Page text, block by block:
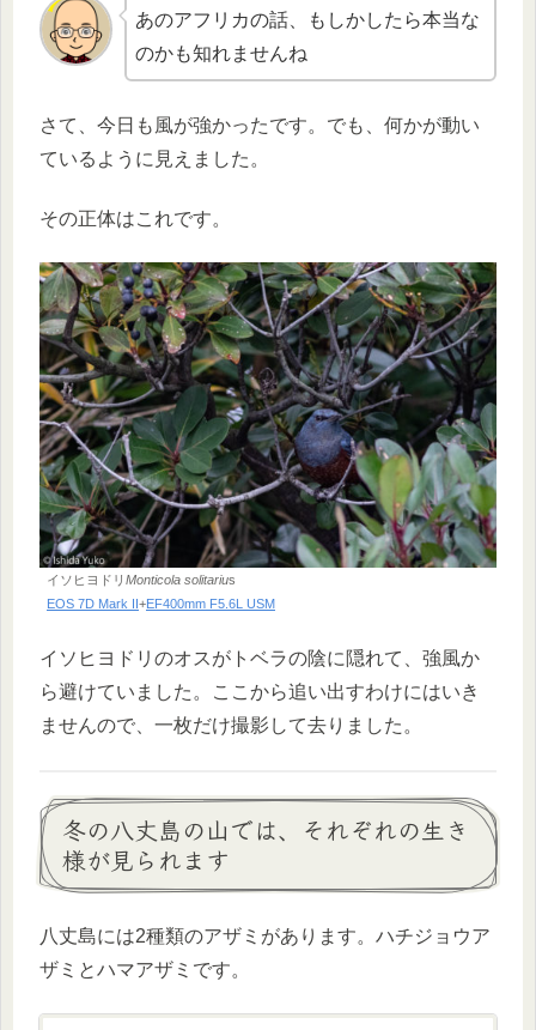
あのアフリカの話、もしかしたら本当な
のかも知れませんね
さて、今日も風が強かったです。でも、何かが動い
ているように見えました。
その正体はこれです。
イソヒヨドリ Monticola solitarius
EOS 7D Mark II+EF400mm F5.6L USM
イソヒヨドリのオスがトベラの陰に隠れて、強風か
ら避けていました。ここから追い出すわけにはいき
ませんので、一枚だけ撮影して去りました。
冬の八丈島の山では、それぞれの生き
様が見られます
八丈島には2種類のアザミがあります。ハチジョウア
ザミとハマアザミです。